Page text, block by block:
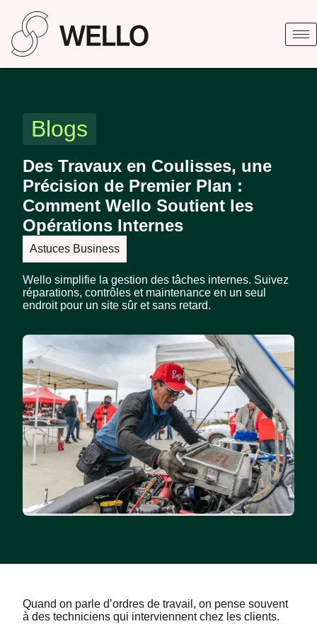
Blogs
Des Travaux en Coulisses, une
Précision de Premier Plan :
Comment Wello Soutient les
Opérations Internes
Astuces Business
Wello simplifie la gestion des tâches internes. Suivez
réparations, contrôles et maintenance en un seul
endroit pour un site sûr et sans retard.
Quand on parle d’ordres de travail, on pense souvent
à des techniciens qui interviennent chez les clients.